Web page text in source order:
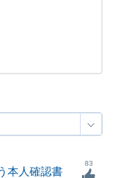
本人確認書
83